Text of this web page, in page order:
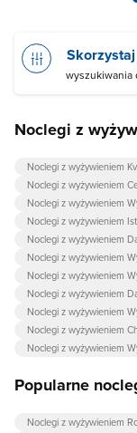
wyszukiwania
Noclegi z
Noclegi z wyżywieniem
Noclegi z wyżywieniem
Noclegi z wyżywieniem
Noclegi z wyżywieniem
Noclegi z wyżywieniem
Noclegi z wyżywieniem
Noclegi z wyżywieniem
Noclegi z wyżywieniem
Noclegi z wyżywieniem
Noclegi z wyżywieniem
Noclegi z wyżywieniem
Popularne
Noclegi z wyżywieniem